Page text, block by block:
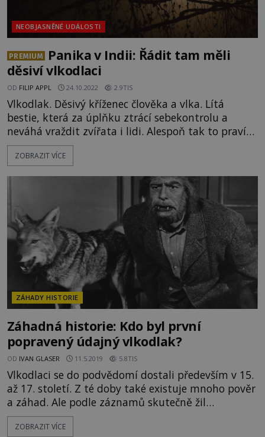
NEOBJASNĚNÉ UDÁLOSTI
PREMIUM
Panika v Indii: Řádit tam měli
děsiví vlkodlaci
OD FILIP APPL 24.10.2022 2.9TIS
Vlkodlak. Děsivý kříženec člověka a vlka. Lítá
bestie, která za úplňku ztrácí sebekontrolu a
neváhá vraždit zvířata i lidi. Alespoň tak to praví
mnohé legendy z celého světa. Vlkodlaci nejsou
neznámí ani v Indii, kde měli řádit především v 90.
hlavně s evropským prostorem, jde o fenomén,
ZOBRAZIT VÍCE
ZÁHADY HISTORIE
Záhadná historie: Kdo byl první
popravený údajný vlkodlak?
OD IVAN GLASER 11.5.2019 5.8TIS
Vlkodlaci se do podvědomí dostali především v 15.
až 17. století. Z té doby také existuje mnoho pověr
a záhad. Ale podle záznamů skutečně žil
v Německu Peter Stubbe, který byl usvědčen a
popraven. Jaké zločiny skutečně spáchal? Německo
ZOBRAZIT VÍCE